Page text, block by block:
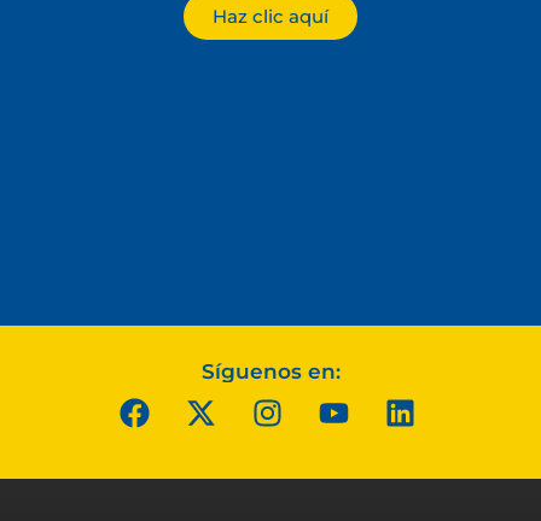
Haz clic aquí
Síguenos en: